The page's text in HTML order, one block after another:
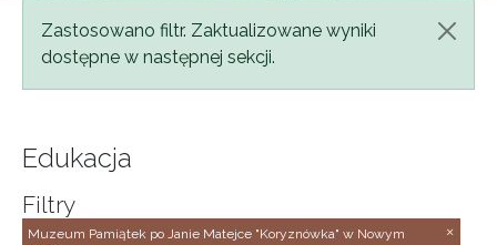
Komunikat
Zastosowano filtr. Zaktualizowane wyniki
dostępne w następnej sekcji.
Edukacja
Filtry
Muzeum Pamiątek po Janie Matejce "Koryznówka" w Nowym